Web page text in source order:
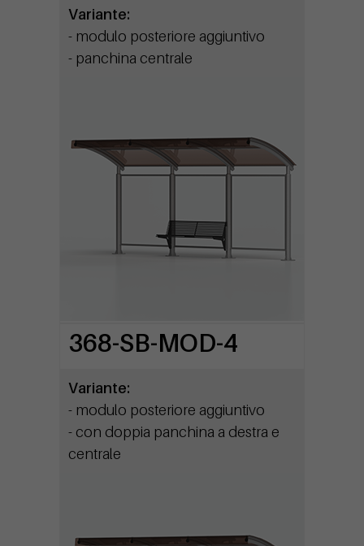
Variante:
- modulo posteriore aggiuntivo
- panchina centrale
368-SB-MOD-4
Variante:
- modulo posteriore aggiuntivo
- con doppia panchina a destra e
centrale